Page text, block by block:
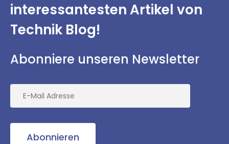
interessantestenArtikel von
Technik Blog!
Abonniere unseren Newsletter
Abonnieren